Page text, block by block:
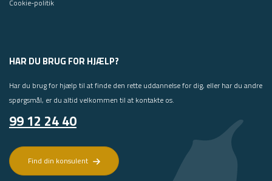
Cookie-politik
HAR DU BRUG FOR HJÆLP?
Har du brug for hjælp til at finde den rette uddannelse for dig, eller har du andre
spørgsmål, er du altid velkommen til at kontakte os.
99 12 24 40
Find din konsulent